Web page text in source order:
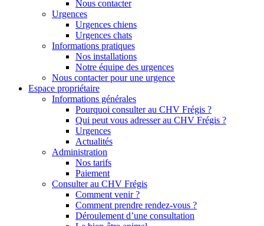
Nous contacter
Urgences
Urgences chiens
Urgences chats
Informations pratiques
Nos installations
Notre équipe des urgences
Nous contacter pour une urgence
Espace propriétaire
Informations générales
Pourquoi consulter au CHV Frégis ?
Qui peut vous adresser au CHV Frégis ?
Urgences
Actualités
Administration
Nos tarifs
Paiement
Consulter au CHV Frégis
Comment venir ?
Comment prendre rendez-vous ?
Déroulement d’une consultation